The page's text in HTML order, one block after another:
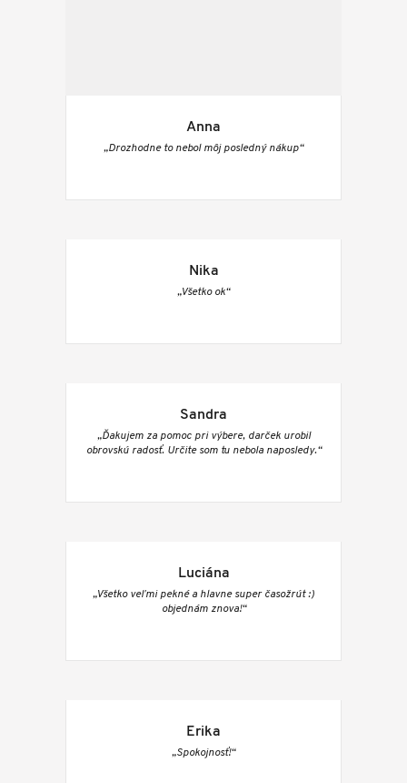
Anna
„Drozhodne to nebol môj posledný nákup“
Nika
„Všetko ok“
Sandra
„Ďakujem za pomoc pri výbere, darček urobil
obrovskú radosť. Určite som tu nebola naposledy.“
Luciána
„Všetko veľmi pekné a hlavne super časožrút :)
objednám znova!“
Erika
„Spokojnosť!“